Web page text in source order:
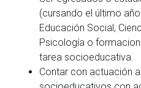
(cursando el último
Educación Social,
Psicología o
tarea socioeducativa.
Contar con actuación